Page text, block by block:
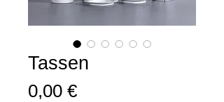
Tassen
0,00 €Preis